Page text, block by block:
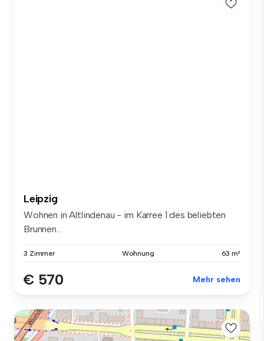
Leipzig
Wohnen in Altlindenau - im Karree 1 des beliebten
Brunnen...
3 Zimmer Wohnung 63 m²
€ 570 Mehr sehen